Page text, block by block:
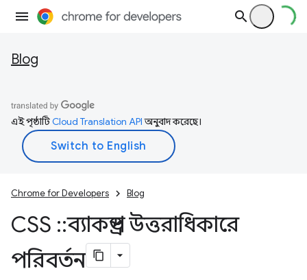
Blog
এই পৃষ্ঠাটিCloud Translation APIঅনুবাদ করেছে।
Chrome for Developers Blog
CSS ::ব্যাকড্রপ উত্তরাধিকারে
পরিবর্তন